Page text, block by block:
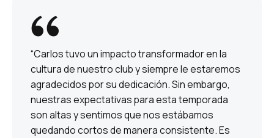
“Carlos tuvo un impacto transformador en la
cultura de nuestro club y siempre le estaremos
agradecidos por su dedicación. Sin embargo,
nuestras expectativas para esta temporada
son altas y sentimos que nos estábamos
quedando cortos de manera consistente. Es